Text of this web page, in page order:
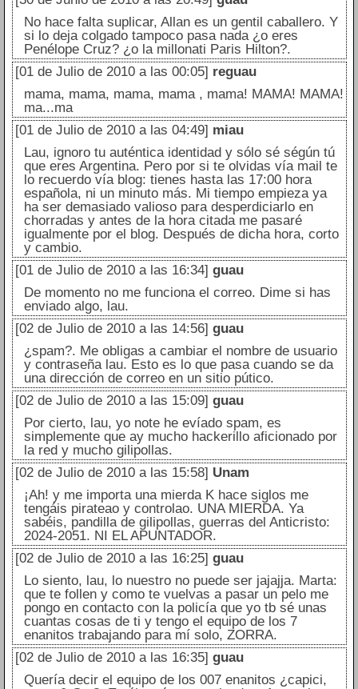
No hace falta suplicar, Allan es un gentil caballero. Y
si lo deja colgado tampoco pasa nada ¿o eres
Penélope Cruz? ¿o la millonati Paris Hilton?.
[01 de Julio de 2010 a las 00:05] reguau
mama, mama, mama, mama , mama! MAMA! MAMA!
ma...ma
[01 de Julio de 2010 a las 04:49] miau
Lau, ignoro tu auténtica identidad y sólo sé ségún tú
que eres Argentina. Pero por si te olvidas vía mail te
lo recuerdo vía blog: tienes hasta las 17:00 hora
española, ni un minuto más. Mi tiempo empieza ya
ha ser demasiado valioso para desperdiciarlo en
chorradas y antes de la hora citada me pasaré
igualmente por el blog. Después de dicha hora, corto
y cambio.
[01 de Julio de 2010 a las 16:34] guau
De momento no me funciona el correo. Dime si has
enviado algo, lau.
[02 de Julio de 2010 a las 14:56] guau
¿spam?. Me obligas a cambiar el nombre de usuario
y contraseña lau. Esto es lo que pasa cuando se da
una dirección de correo en un sitio pútico.
[02 de Julio de 2010 a las 15:09] guau
Por cierto, lau, yo note he evíado spam, es
simplemente que ay mucho hackerillo aficionado por
la red y mucho gilipollas.
[02 de Julio de 2010 a las 15:58] Unam
¡Ah! y me importa una mierda K hace siglos me
tengáis pirateao y controlao. UNA MIERDA. Ya
sabéis, pandilla de gilipollas, guerras del Anticristo:
2024-2051. NI EL APUNTADOR.
[02 de Julio de 2010 a las 16:25] guau
Lo siento, lau, lo nuestro no puede ser jajajja. Marta:
que te follen y como te vuelvas a pasar un pelo me
pongo en contacto con la policía que yo tb sé unas
cuantas cosas de ti y tengo el equipo de los 7
enanitos trabajando para mí solo, ZORRA.
[02 de Julio de 2010 a las 16:35] guau
Quería decir el equipo de los 007 enanitos ¿capici,